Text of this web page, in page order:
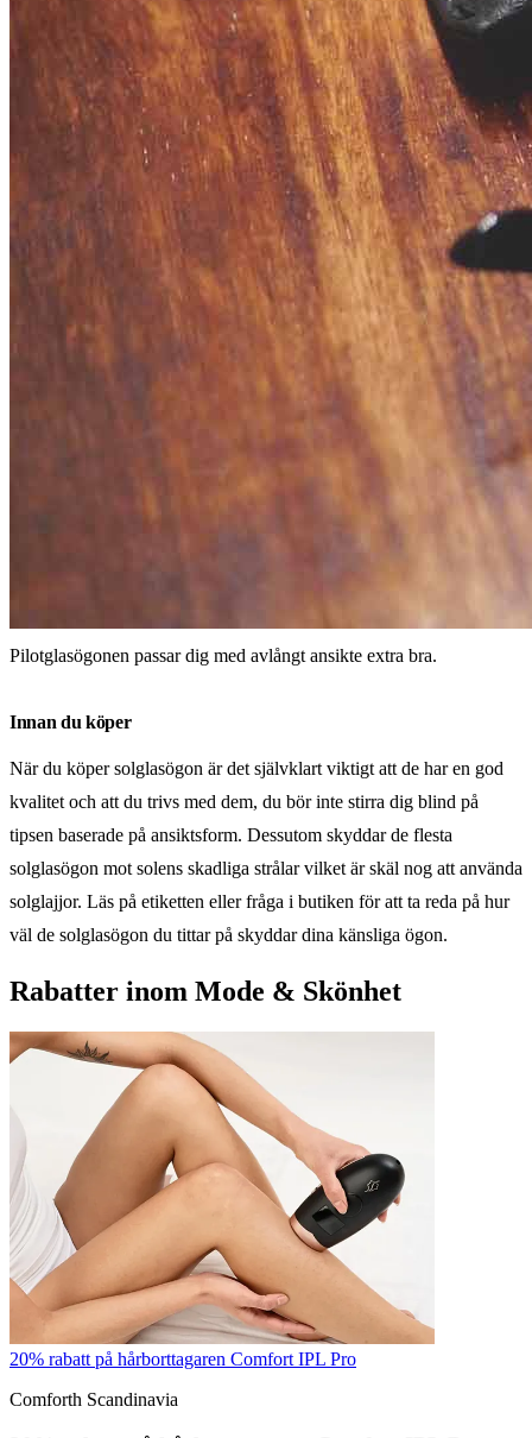
Pilotglasögonen passar dig med avlångt ansikte extra bra.
Innan du köper
När du köper solglasögon är det självklart viktigt att de har en god
kvalitet och att du trivs med dem, du bör inte stirra dig blind på
tipsen baserade på ansiktsform. Dessutom skyddar de flesta
solglasögon mot solens skadliga strålar vilket är skäl nog att använda
solglajjor. Läs på etiketten eller fråga i butiken för att ta reda på hur
väl de solglasögon du tittar på skyddar dina känsliga ögon.
Rabatter inom Mode & Skönhet
20% rabatt på hårborttagaren Comfort IPL Pro
Comforth Scandinavia